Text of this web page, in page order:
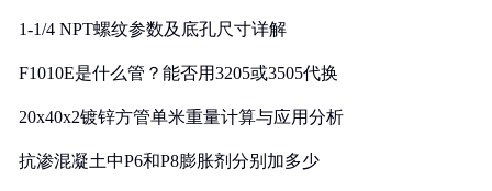
1-1/4 NPT螺纹参数及底孔尺寸详解
F1010E是什么管？能否用3205或3505代换
20x40x2镀锌方管单米重量计算与应用分析
抗渗混凝土中P6和P8膨胀剂分别加多少